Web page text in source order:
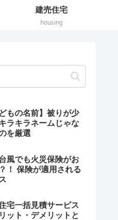
建売住宅
housing
どもの名前】被りが少
ラキラネームじゃな
を厳選
風でも火災保険がお
！ 保険が適用される
宅一括見積サービス
ット・デメリットと